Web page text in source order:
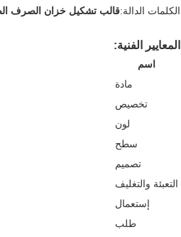
الكلمات الدالة:قالب تشكيل خزان الصرف
المعايير الفنية:
اسم
مادة
تخصيص
لون
سطح
تصميم
التعبئة والتغليف
إستعمال
طلب